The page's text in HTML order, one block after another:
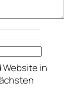
Toys